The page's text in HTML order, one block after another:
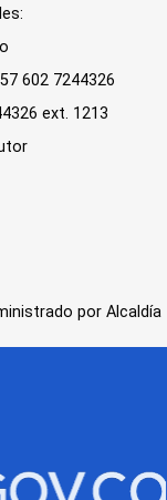
602 7244326
ext. 1213
por Alcaldía